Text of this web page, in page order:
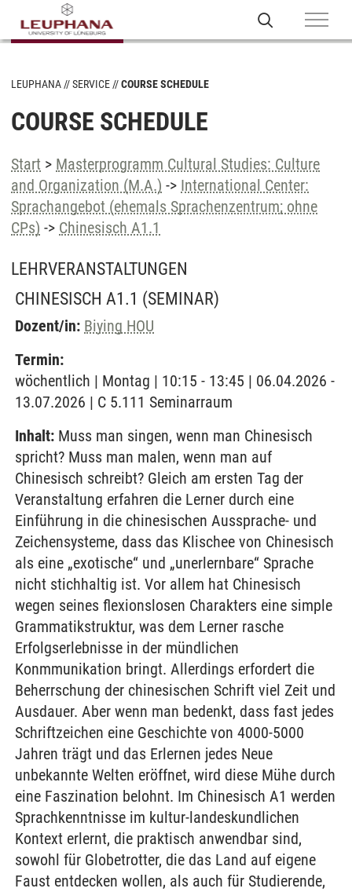
LEUPHANA SERVICE COURSE SCHEDULE
COURSE SCHEDULE
Start > Masterprogramm Cultural Studies: Culture
and Organization (M.A.) -> International Center:
Sprachangebot (ehemals Sprachenzentrum; ohne
CPs) -> Chinesisch A1.1
LEHRVERANSTALTUNGEN
CHINESISCH A1.1 (SEMINAR)
Dozent/in: Biying HOU
Termin:
wöchentlich | Montag | 10:15 - 13:45 | 06.04.2026 -
13.07.2026 | C 5.111 Seminarraum
Inhalt: Muss man singen, wenn man Chinesisch
spricht? Muss man malen, wenn man auf
Chinesisch schreibt? Gleich am ersten Tag der
Veranstaltung erfahren die Lerner durch eine
Einführung in die chinesischen Aussprache- und
Zeichensysteme, dass das Klischee von Chinesisch
als eine „exotische“ und „unerlernbare“ Sprache
nicht stichhaltig ist. Vor allem hat Chinesisch
wegen seines flexionslosen Charakters eine simple
Grammatikstruktur, was dem Lerner rasche
Erfolgserlebnisse in der mündlichen
Konmmunikation bringt. Allerdings erfordert die
Beherrschung der chinesischen Schrift viel Zeit und
Ausdauer. Aber wenn man bedenkt, dass fast jedes
Schriftzeichen eine Geschichte von 4000-5000
Jahren trägt und das Erlernen jedes Neue
unbekannte Welten eröffnet, wird diese Mühe durch
eine Faszination belohnt. Im Chinesisch A1 werden
Sprachkenntnisse im kultur-landeskundlichen
Kontext erlernt, die praktisch anwendbar sind,
sowohl für Globetrotter, die das Land auf eigene
Faust entdecken wollen, als auch für Studierende,